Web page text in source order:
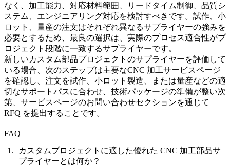
なく、加工能力、対応材料範囲、リードタイム制御、品質シ
ステム、エンジニアリング対応を検討すべきです。試作、小
ロット、量産の注文はそれぞれ異なるサプライヤーの強みを
必要とするため、最良の選択は、実際のプロセス適合性がプ
ロジェクト段階に一致するサプライヤーです。
新しいカスタム部品プロジェクトのサプライヤーを評価して
いる場合、次のステップは主要なCNC 加工サービスページ
を確認し、注文を試作 小ロット製造 、または量産などの適
切なサポートパスに合わせ、技術パッケージの準備が整い次
第、サービスページのお問い合わせセクションを通じて
RFQ を提出することです。
FAQ
カスタムプロジェクトに適した優れた CNC 加工部品サ
プライヤーとは何か？